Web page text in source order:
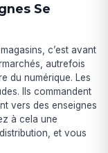
Se
c’est avant
autrefois
du numérique. Les
Ils commandent
vers des enseignes
à cela une
et vous